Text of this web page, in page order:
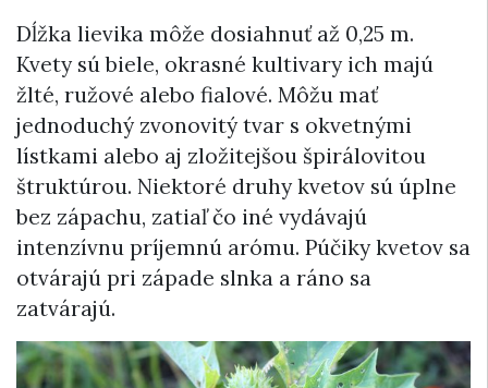
Dĺžka lievika môže dosiahnuť až 0,25 m.
Kvety sú biele, okrasné kultivary ich majú
žlté, ružové alebo fialové. Môžu mať
jednoduchý zvonovitý tvar s okvetnými
lístkami alebo aj zložitejšou špirálovitou
štruktúrou. Niektoré druhy kvetov sú úplne
bez zápachu, zatiaľ čo iné vydávajú
intenzívnu príjemnú arómu. Púčiky kvetov sa
otvárajú pri západe slnka a ráno sa
zatvárajú.